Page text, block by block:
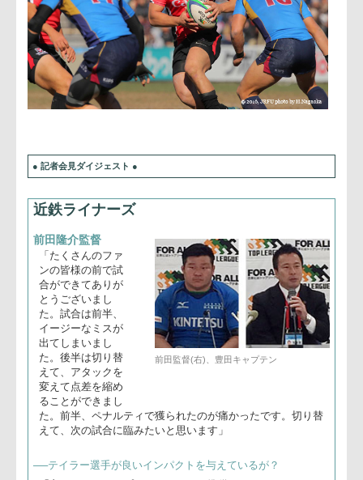
イン外に押し出し、18-24。辛くもキヤノンが逃げ切った。マ
ン・オブ・ザ・マッチにはキヤノンHO庭井祐輔が選出され
た。
（志賀 剛）
● 記者会見ダイジェスト ●
近鉄ライナーズ
「たくさんのファ